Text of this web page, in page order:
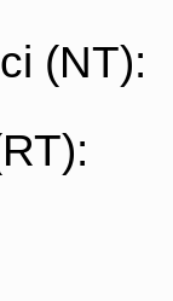
(NT):